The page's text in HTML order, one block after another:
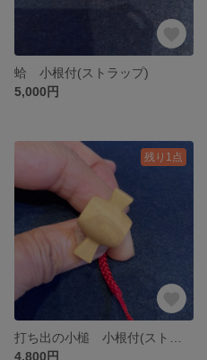
蛤 小根付(ストラップ)
5,000円
残り1点
4,800円